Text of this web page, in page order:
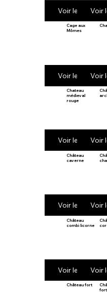
Voir le produit
Voir
Cage aux
Mômes
Voir le produit
Voir
Chateau
médieval
rouge
Voir le produit
Voir
Château
caverne
Voir le produit
Voir
Château
combi licorne
Voir le produit
Voir
Château fort